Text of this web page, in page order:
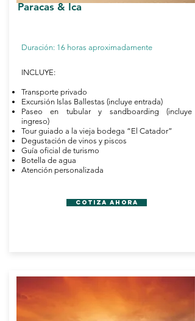
Paracas & Ica
Duración: 16 horas aproximadamente
INCLUYE:
Transporte privado
Excursión Islas Ballestas (incluye entrada)
Paseo en tubular y sandboarding (incluye
ingreso)
Tour guiado a la vieja bodega “El Catador”
Degustación de vinos y piscos
Guía oficial de turismo
Botella de agua
Atención personalizada
Cotiza Ahora